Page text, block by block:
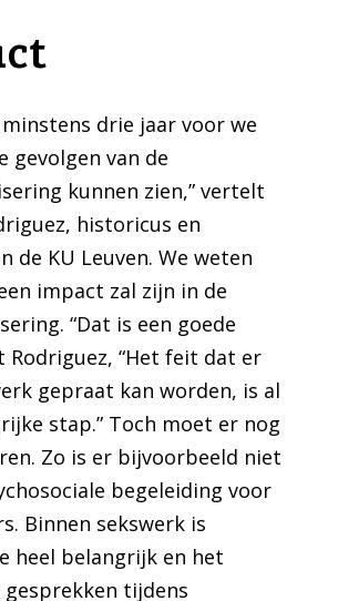
drie jaar voor we
gevolgen van de
kunnen zien,” vertelt
historicus en
de KU Leuven. We weten
impact zal zijn in de
“Dat is een goede
Rodriguez, “Het feit dat er
gepraat kan worden, is al
stap.” Toch moet er nog
Zo is er bijvoorbeeld niet
begeleiding voor
Binnen sekswerk is
heel belangrijk en het
gesprekken tijdens